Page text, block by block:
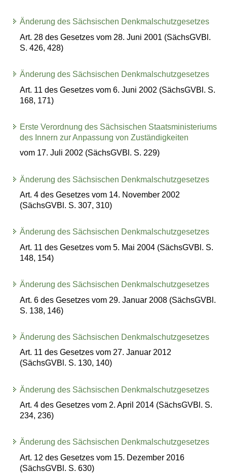
Änderung des Sächsischen Denkmalschutzgesetzes
Art. 28 des Gesetzes vom 28. Juni 2001 (SächsGVBl.
S. 426, 428)
Änderung des Sächsischen Denkmalschutzgesetzes
Art. 11 des Gesetzes vom 6. Juni 2002 (SächsGVBl. S.
168, 171)
Erste Verordnung des Sächsischen Staatsministeriums
des Innern zur Anpassung von Zuständigkeiten
vom 17. Juli 2002 (SächsGVBl. S. 229)
Änderung des Sächsischen Denkmalschutzgesetzes
Art. 4 des Gesetzes vom 14. November 2002
(SächsGVBl. S. 307, 310)
Änderung des Sächsischen Denkmalschutzgesetzes
Art. 11 des Gesetzes vom 5. Mai 2004 (SächsGVBl. S.
148, 154)
Änderung des Sächsischen Denkmalschutzgesetzes
Art. 6 des Gesetzes vom 29. Januar 2008 (SächsGVBl.
S. 138, 146)
Änderung des Sächsischen Denkmalschutzgesetzes
Art. 11 des Gesetzes vom 27. Januar 2012
(SächsGVBl. S. 130, 140)
Änderung des Sächsischen Denkmalschutzgesetzes
Art. 4 des Gesetzes vom 2. April 2014 (SächsGVBl. S.
234, 236)
Änderung des Sächsischen Denkmalschutzgesetzes
Art. 12 des Gesetzes vom 15. Dezember 2016
(SächsGVBl. S. 630)